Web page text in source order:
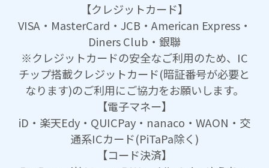
【クレジットカード】
VISA・MasterCard・JCB・American Express・
Diners Club・銀聯
※クレジットカードの安全なご利用のため、IC
チップ搭載クレジットカード(暗証番号が必要と
なります)のご利用にご協力をお願いします。
【電子マネー】
iD・楽天Edy・QUICPay・nanaco・WAON・交
通系ICカード(PiTaPa除く)
【コード決済】